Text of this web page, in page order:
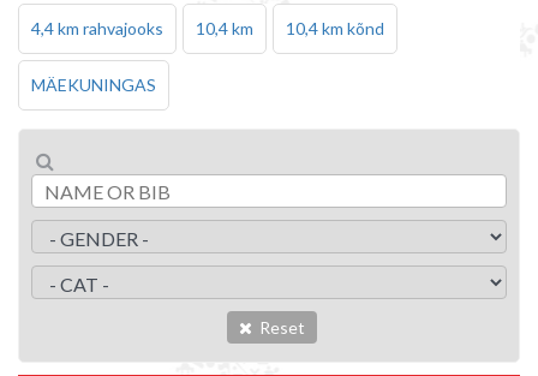
4,4 km rahvajooks 10,4 km 10,4 km kõnd
MÄEKUNINGAS
Reset